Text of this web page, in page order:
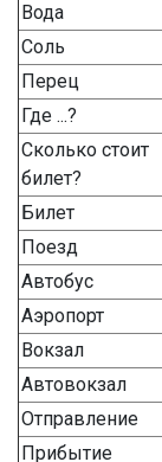
Вода
Соль
Перец
Где ...?
Сколько стоит
билет?
Билет
Поезд
Автобус
Аэропорт
Вокзал
Автовокзал
Отправление
Прибытие